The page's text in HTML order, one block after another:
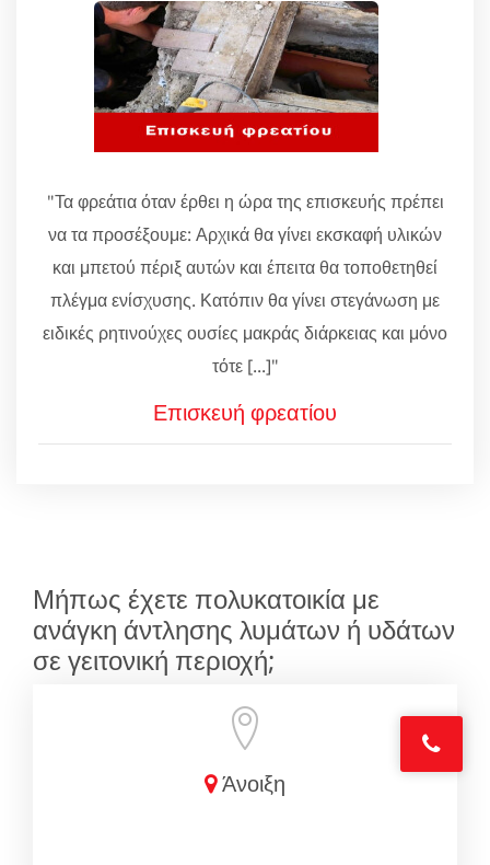
"Τα φρεάτια όταν έρθει η ώρα της επισκευής πρέπει
να τα προσέξουμε: Αρχικά θα γίνει εκσκαφή υλικών
και μπετού πέριξ αυτών και έπειτα θα τοποθετηθεί
πλέγμα ενίσχυσης. Κατόπιν θα γίνει στεγάνωση με
ειδικές ρητινούχες ουσίες μακράς διάρκειας και μόνο
τότε [...]"
Επισκευή φρεατίου
Μήπως έχετε πολυκατοικία με
ανάγκη άντλησης λυμάτων ή υδάτων
σε γειτονική περιοχή;
Άνοιξη